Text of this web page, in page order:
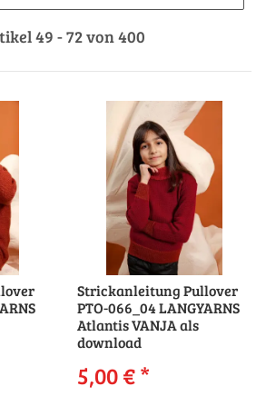
49 - 72 von 400
Strickanleitung Pullover
PTO-066_04 LANGYARNS
Atlantis VANJA als
download
5,00 €*